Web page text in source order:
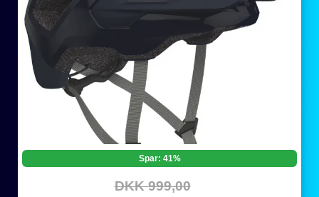
Spar: 41%
DKK 999,00